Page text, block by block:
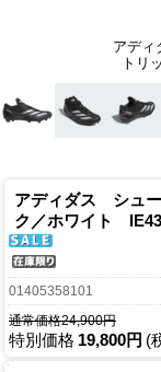
アディ
トリ
アディダス シュ
ク／ホワイト
01405358101
通常価格24,900円
特別価格 19,800円 (